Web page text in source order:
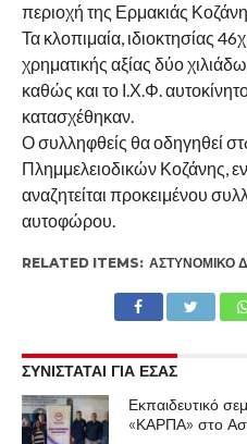
περιοχή της Ερμακιάς
Τα κλοπιμαία, ιδιοκτησίας
χρηματικής αξίας δύο
καθώς και το Ι.Χ.Φ.
κατασχέθηκαν.
Ο συλληφθείς θα οδηγηθεί στ
Πλημμελειοδικών Κοζάνης,
αναζητείται προκειμένου
αυτοφώρου.
RELATED ITEMS: ΑΣΤΥΝΟΜΙΚΌ
ΣΥΝΙΣΤΑΤΑΙ ΓΙΑ ΕΣΑΣ
Εκπαιδευτικό
«ΚΑΡΠΑ» στο